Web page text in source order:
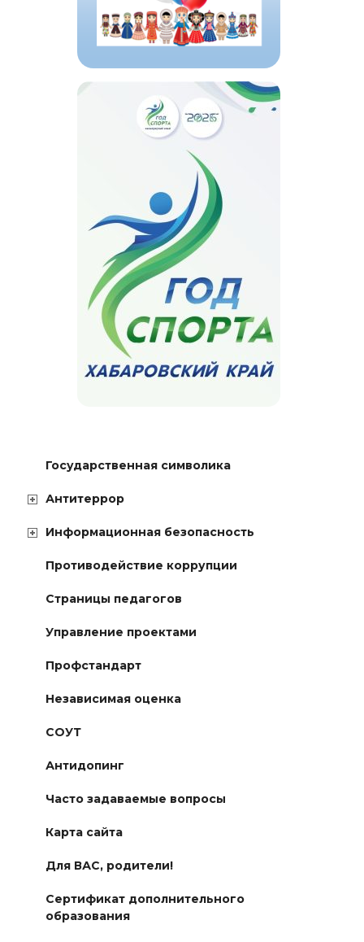
Государственная символика
Антитеррор
Информационная безопасность
Противодействие коррупции
Страницы педагогов
Управление проектами
Профстандарт
Независимая оценка
СОУТ
Антидопинг
Часто задаваемые вопросы
Карта сайта
Для ВАС, родители!
Сертификат дополнительного
образования